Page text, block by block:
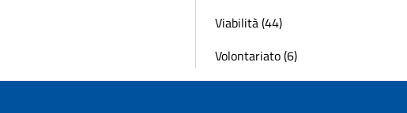
Viabilità (44)
Volontariato (6)